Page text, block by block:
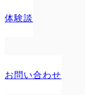
体験談
お問い合わせ